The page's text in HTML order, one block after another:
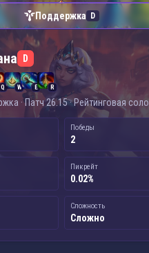
Поддержка D
D
Q W E R
· Патч 26.15 · Рейтинговая соло
Победы
2
Пикрейт
0.02%
Сложность
Сложно